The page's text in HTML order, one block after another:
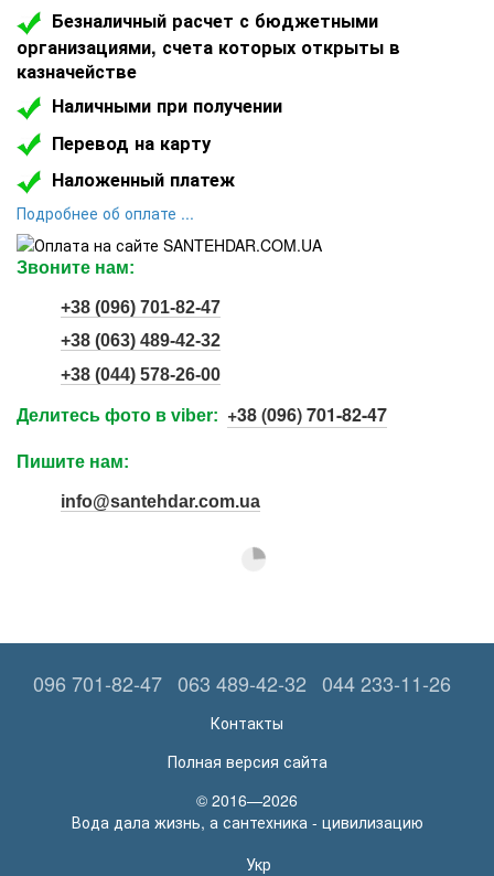
Безналичный расчет с бюджетными
организациями, счета которых открыты в
казначействе
Наличными при получении
Перевод на карту
Наложенный платеж
Подробнее об оплате ...
Звоните нам:
+38 (096) 701-82-47
+38 (063) 489-42-32
+38 (044) 578-26-00
Делитесь фото в viber: +38 (096) 701-82-47
Пишите нам:
info@santehdar.com.ua
096 701-82-47 063 489-42-32 044 233-11-26
Контакты
Полная версия сайта
© 2016—2026
Вода дала жизнь, а сантехника - цивилизацию
Укр